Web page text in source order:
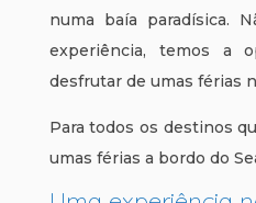
numa baía paradísica.
experiência, temos a
desfrutar de umas férias
Para todos os destinos
umas férias a bordo do